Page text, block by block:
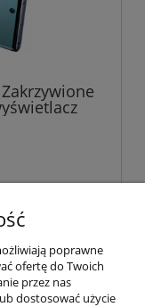
poprawne
ofertę do Twoich
przez nas
dostosować użycie